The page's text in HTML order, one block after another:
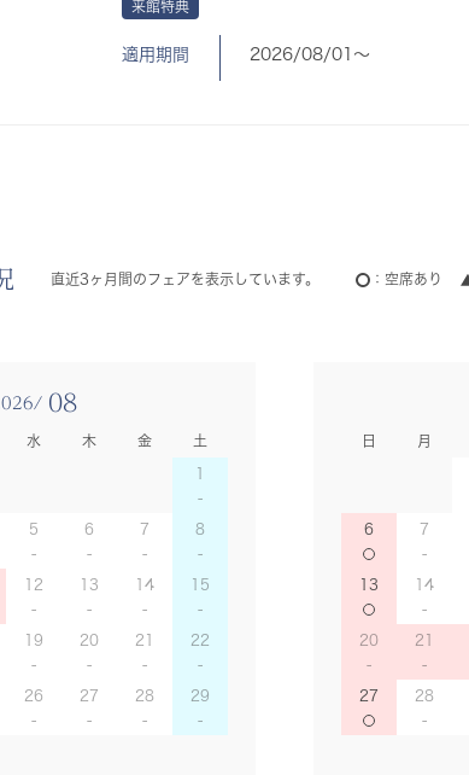
来館特典
適用期間 2026/08/01〜
直近3ヶ月間のフェアを表示しています。 空席あり
08
水 木 金 土
1
5 6 7 8
12 13 14 15
19 20 21 22
26 27 28 29
日 月
6 7
13 14
20 21
27 28